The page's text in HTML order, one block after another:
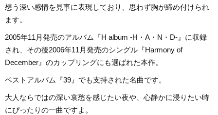
想う深い感情を見事に表現しており、思わず胸が締め付けられ
ます。
2005年11月発売のアルバム『H album -H・A・N・D-』に収録
され、その後2006年11月発売のシングル『Harmony of
December』のカップリングにも選ばれた本作。
ベストアルバム『39』でも支持された名曲です。
大人ならではの深い哀愁を感じたい夜や、心静かに浸りたい時
にぴったりの一曲ですよ。